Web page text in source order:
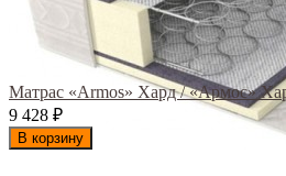
Матрас «Armos» Хард / «Армос»
9 428 ₽
В корзину